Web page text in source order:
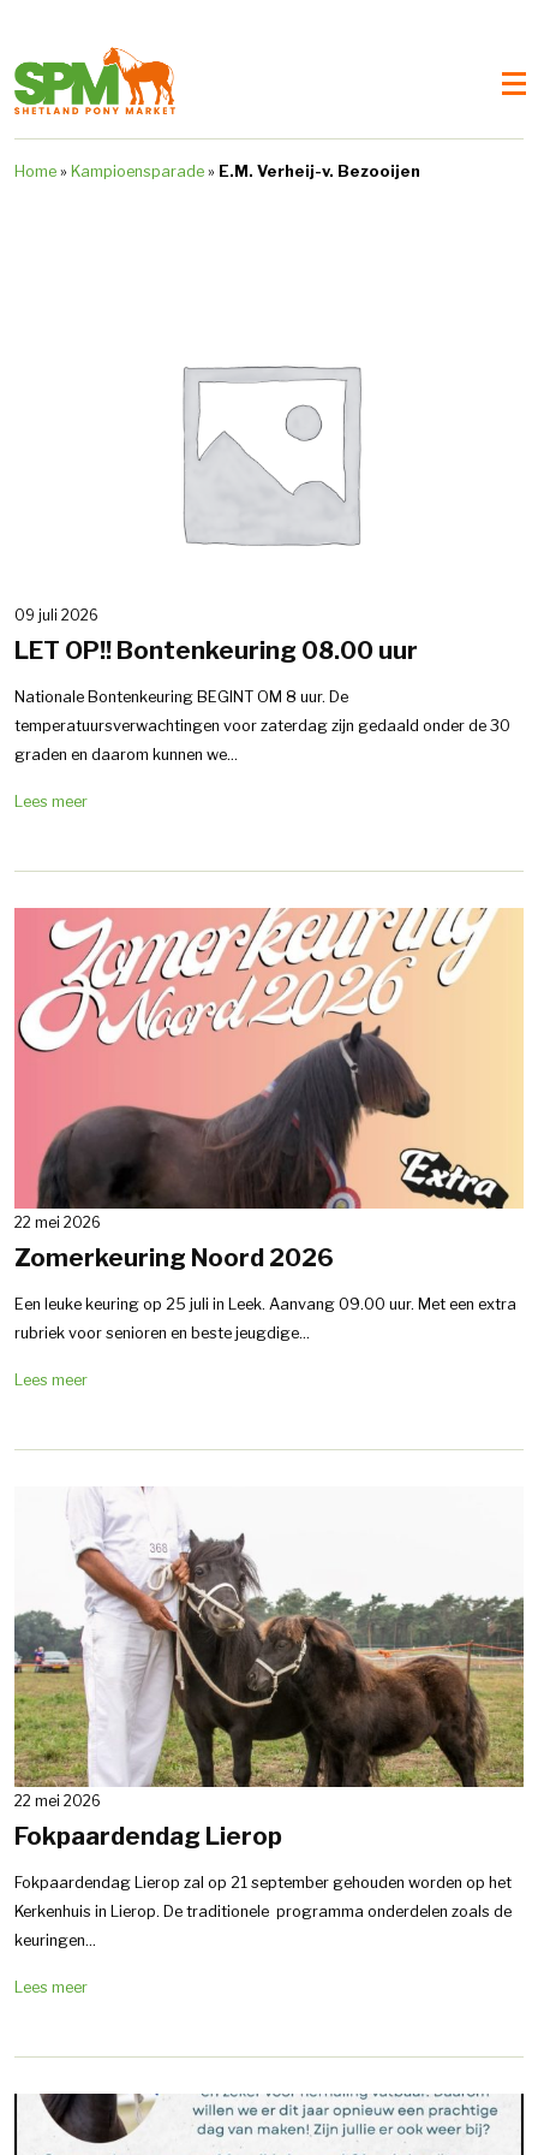
Home » Kampioensparade » E.M. Verheij-v. Bezooijen
09 juli 2026
LET OP!! Bontenkeuring 08.00 uur
Nationale Bontenkeuring BEGINT OM 8 uur. De
temperatuursverwachtingen voor zaterdag zijn gedaald onder de 30
graden en daarom kunnen we...
Lees meer
22 mei 2026
Zomerkeuring Noord 2026
Een leuke keuring op 25 juli in Leek. Aanvang 09.00 uur. Met een extra
rubriek voor senioren en beste jeugdige...
Lees meer
22 mei 2026
Fokpaardendag Lierop
Fokpaardendag Lierop zal op 21 september gehouden worden op het
Kerkenhuis in Lierop. De traditionele programma onderdelen zoals de
keuringen...
Lees meer